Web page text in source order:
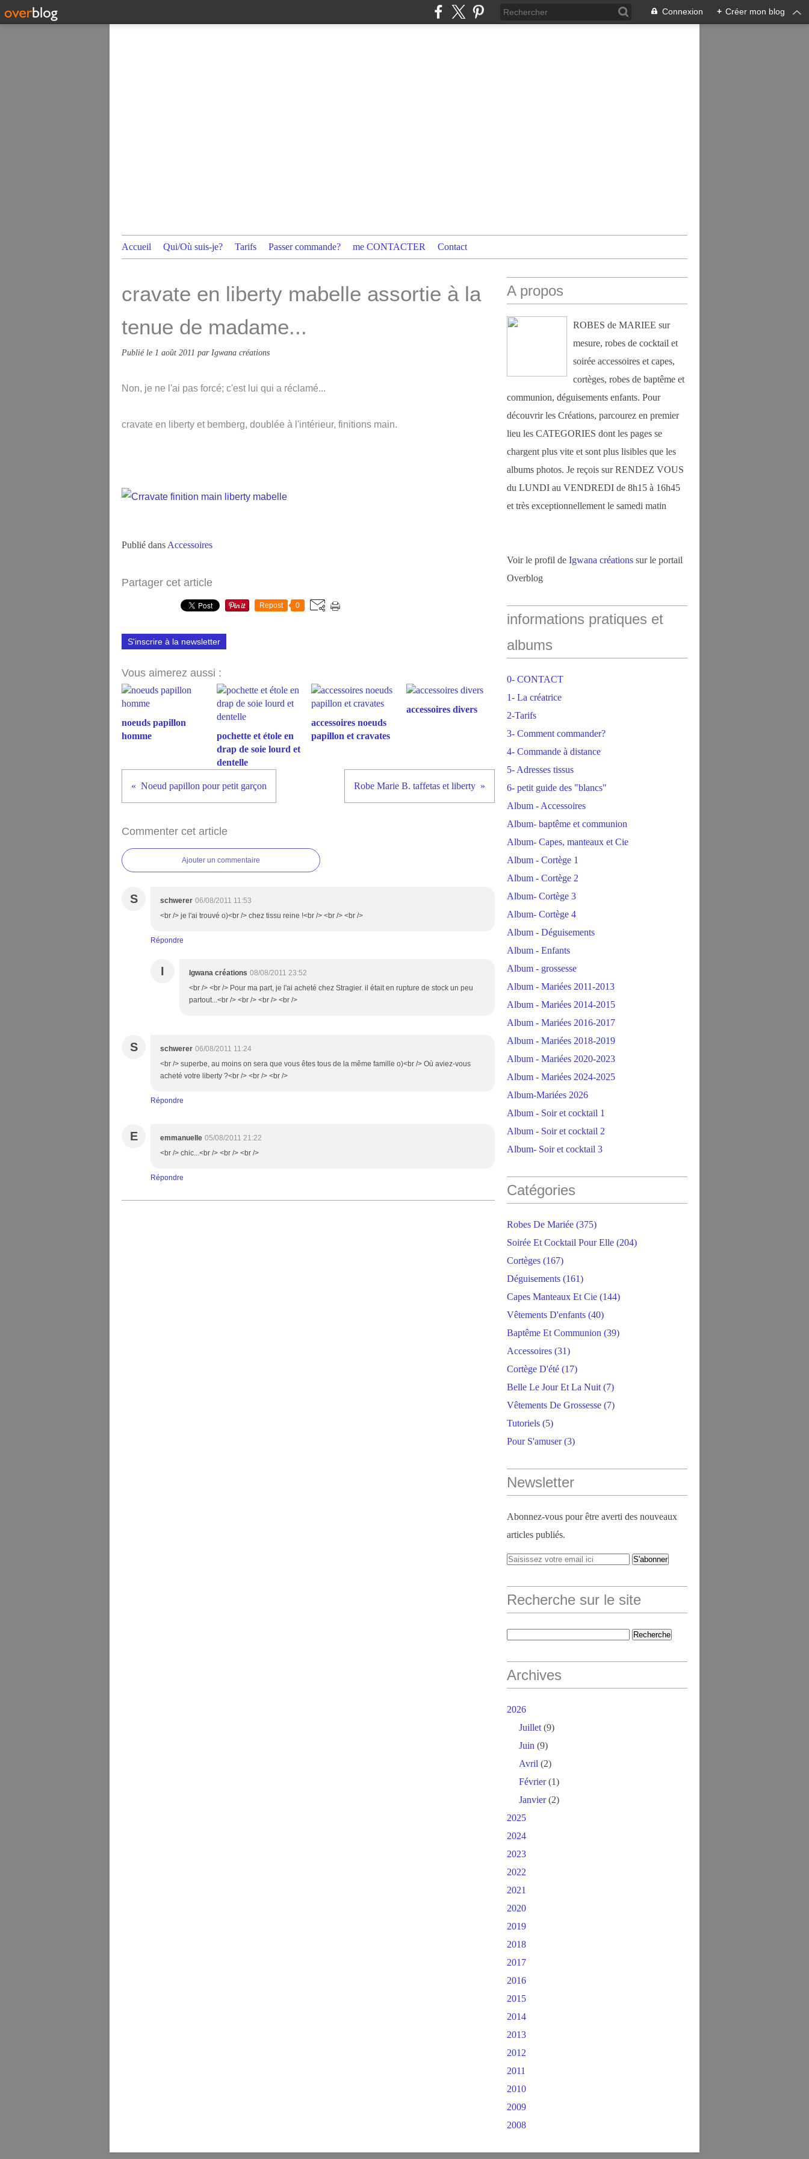
Connexion + Créer mon blog
Accueil Qui/Où suis-je? Tarifs Passer commande? me CONTACTER Contact
cravate en liberty mabelle assortie à la
tenue de madame...
Publié le 1 août 2011 par Igwana créations
Non, je ne l'ai pas forcé; c'est lui qui a réclamé...
cravate en liberty et bemberg, doublée à l'intérieur, finitions main.
Publié dans Accessoires
Partager cet article
Repost 0
S'inscrire à la newsletter
Vous aimerez aussi :
noeuds papillon
homme
pochette et étole en
drap de soie lourd et
dentelle
accessoires noeuds
papillon et cravates
accessoires divers
Noeud papillon pour petit garçon Robe Marie B. taffetas et liberty
Commenter cet article
Ajouter un commentaire
S schwerer 06/08/2011 11:53
<br /> je l'ai trouvé o)<br /> chez tissu reine !<br /> <br /> <br />
Répondre
I Igwana créations 08/08/2011 23:52
<br /> <br /> Pour ma part, je l'ai acheté chez Stragier. il était en rupture de stock un peu
partout...<br /> <br /> <br /> <br />
S schwerer 06/08/2011 11:24
<br /> superbe, au moins on sera que vous êtes tous de la même famille o)<br /> Où aviez-vous
acheté votre liberty ?<br /> <br /> <br />
Répondre
E emmanuelle 05/08/2011 21:22
<br /> chic...<br /> <br /> <br />
Répondre
A propos
ROBES de MARIEE sur
mesure, robes de cocktail et
soirée accessoires et capes,
cortèges, robes de baptême et
communion, déguisements enfants. Pour
découvrir les Créations, parcourez en premier
lieu les CATEGORIES dont les pages se
chargent plus vite et sont plus lisibles que les
albums photos. Je reçois sur RENDEZ VOUS
du LUNDI au VENDREDI de 8h15 à 16h45
et très exceptionnellement le samedi matin
Voir le profil de Igwana créations sur le portail
Overblog
informations pratiques et
albums
0- CONTACT
1- La créatrice
2-Tarifs
3- Comment commander?
4- Commande à distance
5- Adresses tissus
6- petit guide des "blancs"
Album - Accessoires
Album- baptême et communion
Album- Capes, manteaux et Cie
Album - Cortège 1
Album - Cortège 2
Album- Cortège 3
Album- Cortège 4
Album - Déguisements
Album - Enfants
Album - grossesse
Album - Mariées 2011-2013
Album - Mariées 2014-2015
Album - Mariées 2016-2017
Album - Mariées 2018-2019
Album - Mariées 2020-2023
Album - Mariées 2024-2025
Album-Mariées 2026
Album - Soir et cocktail 1
Album - Soir et cocktail 2
Album- Soir et cocktail 3
Catégories
Robes De Mariée (375)
Soirée Et Cocktail Pour Elle (204)
Cortèges (167)
Déguisements (161)
Capes Manteaux Et Cie (144)
Vêtements D'enfants (40)
Baptême Et Communion (39)
Accessoires (31)
Cortège D'été (17)
Belle Le Jour Et La Nuit (7)
Vêtements De Grossesse (7)
Tutoriels (5)
Pour S'amuser(3)
Newsletter
Abonnez-vous pour être averti des nouveaux
articles publiés.
Recherche sur le site
Archives
2026
Juillet (9)
Juin (9)
Avril (2)
Février(1)
Janvier(2)
2025
2024
2023
2022
2021
2020
2019
2018
2017
2016
2015
2014
2013
2012
2011
2010
2009
2008